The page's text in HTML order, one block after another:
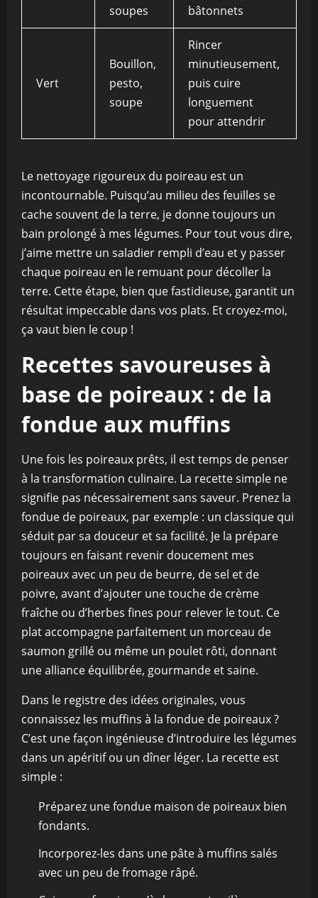
soupes
bâtonnets
Vert
Bouillon,
pesto,
soupe
Rincer
minutieusement,
puis cuire
longuement
pour attendrir
Le nettoyage rigoureux du poireau est un
incontournable. Puisqu’au milieu des feuilles se
cache souvent de la terre, je donne toujours un
bain prolongé à mes légumes. Pour tout vous dire,
j’aime mettre un saladier rempli d’eau et y passer
chaque poireau en le remuant pour décoller la
terre. Cette étape, bien que fastidieuse, garantit un
résultat impeccable dans vos plats. Et croyez-moi,
ça vaut bien le coup !
Recettes savoureuses à
base de poireaux : de la
fondue aux muffins
Une fois les poireaux prêts, il est temps de penser
à la transformation culinaire. La recette simple ne
signifie pas nécessairement sans saveur. Prenez la
fondue de poireaux, par exemple : un classique qui
séduit par sa douceur et sa facilité. Je la prépare
toujours en faisant revenir doucement mes
poireaux avec un peu de beurre, de sel et de
poivre, avant d’ajouter une touche de crème
fraîche ou d’herbes fines pour relever le tout. Ce
plat accompagne parfaitement un morceau de
saumon grillé ou même un poulet rôti, donnant
une alliance équilibrée, gourmande et saine.
Dans le registre des idées originales, vous
connaissez les muffins à la fondue de poireaux ?
C’est une façon ingénieuse d’introduire les légumes
dans un apéritif ou un dîner léger. La recette est
simple :
Préparez une fondue maison de poireaux bien
fondants.
Incorporez-les dans une pâte à muffins salés
avec un peu de fromage râpé.